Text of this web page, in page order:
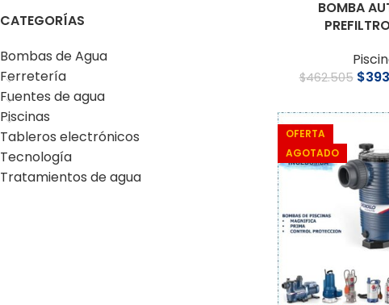
CATEGORÍAS
Bombas de Agua
Ferretería
Fuentes de agua
Piscinas
Tableros electrónicos
Tecnología
Tratamientos de agua
BOMBA
$462.505 $
OFERTA
AGOTADO